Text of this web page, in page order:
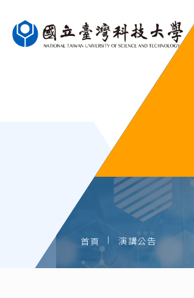
首頁 演講公告